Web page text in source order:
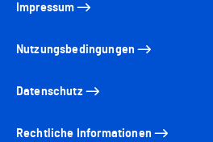
Impressum
Nutzungsbedingungen
Datenschutz
Rechtliche Informationen